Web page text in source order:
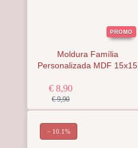
PROMO
Moldura Família
Personalizada MDF 15x15
€ 8,90
€ 9,90
− 10.1%